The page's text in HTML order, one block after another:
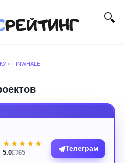
» FINWHALE
★★★★★
★★★★★
5.0 65
Телеграм